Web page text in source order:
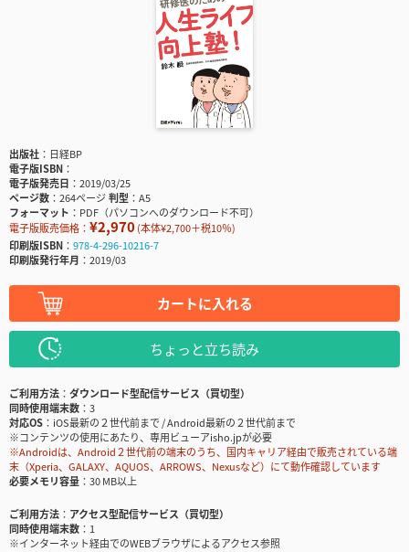
出版社
日経BP
電子版ISBN
電子版発売日
2019/03/25
ページ数
264ページ判型
A5
フォーマット
PDF（パソコンへのダウンロード不可）
電子版販売価格： ¥2,970(本体¥2,700＋税10％)
印刷版ISBN
978-4-296-10216-7
印刷版発行年月
2019/03
カートに入れる
ちょっと立ち読み
ご利用方法
ダウンロード型配信サービス（買切型）
同時使用端末数
3
対応OS
iOS最新の２世代前まで / Android最新の２世代前まで
※コンテンツの使用にあたり、専用ビューアisho.jpが必要
※Androidは、Android２世代前の端末のうち、国内キャリア経由で販売されている端
末（Xperia、GALAXY、AQUOS、ARROWS、Nexusなど）にて動作確認しています
必要メモリ容量
30 MB以上
ご利用方法
アクセス型配信サービス（買切型）
同時使用端末数
1
※インターネット経由でのWEBブラウザによるアクセス参照